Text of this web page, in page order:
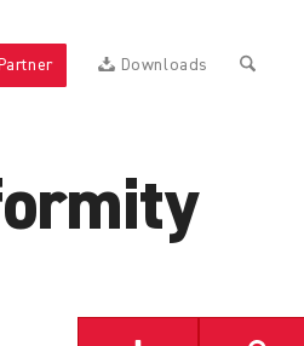
Partner Downloads